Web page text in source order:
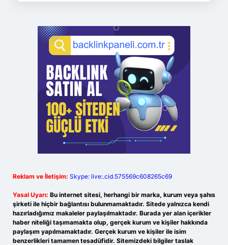
Reklam ve İletişim: Skype: live:.cid.575569c608265c69
Yasal Uyarı: Bu internet sitesi, herhangi bir marka, kurum veya şahıs
şirketi ile hiçbir bağlantısı bulunmamaktadır. Sitede yalnızca kendi
hazırladığımız makaleler paylaşılmaktadır. Burada yer alan içerikler
haber niteliği taşımamakta olup, gerçek kurum ve kişiler hakkında
paylaşım yapılmamaktadır. Gerçek kurum ve kişiler ile isim
benzerlikleri tamamen tesadüfidir. Sitemizdeki bilgiler taslak